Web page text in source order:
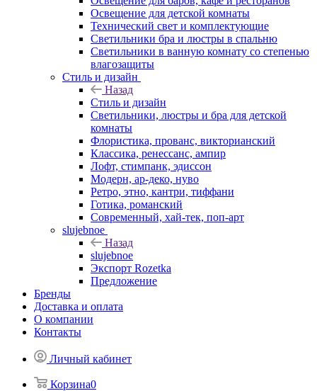
Освещение для детской комнаты
Технический свет и комплектующие
Светильники бра и люстры в спальню
Светильники в ванную комнату со степенью
влагозащиты
Стиль и дизайн
Назад
Стиль и дизайн
Светильники, люстры и бра для детской
комнаты
Флористика, прованс, викторианский
Классика, ренессанс, ампир
Лофт, стимпанк, эдиссон
Модерн, ар-деко, нуво
Ретро, этно, кантри, тиффани
Готика, романский
Современный, хай-тек, поп-арт
slujebnoe
Назад
slujebnoe
Экспорт Rozetka
Предложение
Бренды
Доставка и оплата
О компании
Контакты
Личный кабинет
Корзина0